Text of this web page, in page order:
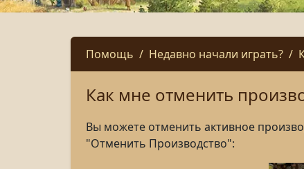
Помощь Недавно начали играть?
Как мне отменить
Вы можете отменить активное
"Отменить Производство":